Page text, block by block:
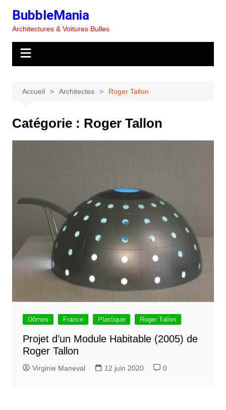
contenu
BubbleMania
Architectures & Voitures Bulles
Accueil Architectes Roger Tallon
Catégorie : Roger Tallon
Dômes France Plastique Roger Tallon
Projet d’un Module Habitable (2005) de
Roger Tallon
Virginie Maneval 12 juin 2020 0